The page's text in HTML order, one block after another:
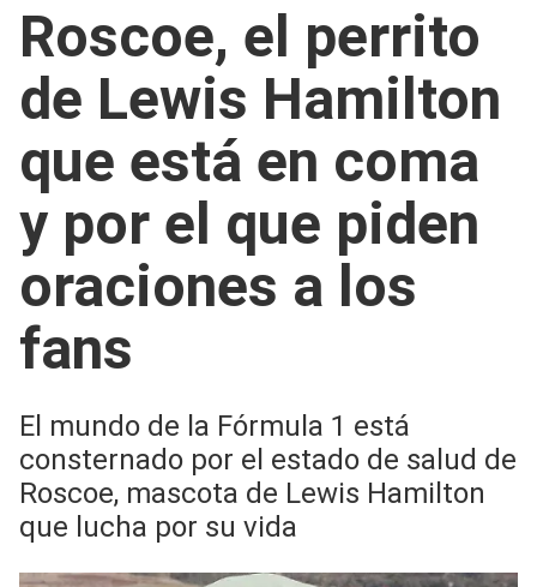
Roscoe, el perrito
de Lewis Hamilton
que está en coma
y por el que piden
oraciones a los
fans
El mundo de la Fórmula 1 está
consternado por el estado de salud de
Roscoe, mascota de Lewis Hamilton
que lucha por su vida